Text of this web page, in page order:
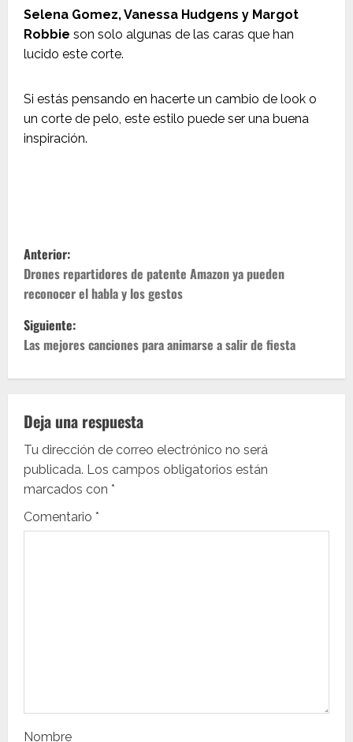
Selena Gomez, Vanessa Hudgens y Margot
Robbie son solo algunas de las caras que han
lucido este corte.
Si estás pensando en hacerte un cambio de look o
un corte de pelo, este estilo puede ser una buena
inspiración.
N
a
v
e
g
a
c
i
ó
t
Anterior:
Drones repartidores de patente Amazon ya pueden
reconocer el habla y los gestos
Siguiente:
Las mejores canciones para animarse a salir de fiesta
Deja una respuesta
Tu dirección de correo electrónico no será
publicada. Los campos obligatorios están
marcados con *
Comentario *
Nombre